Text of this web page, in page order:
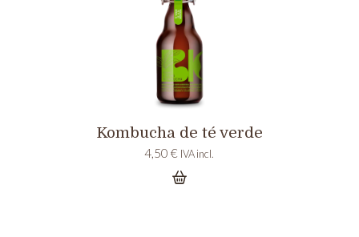
Kombucha de té verde
4,50€ IVA incl.